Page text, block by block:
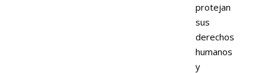
protejan
sus
derechos
humanos
y